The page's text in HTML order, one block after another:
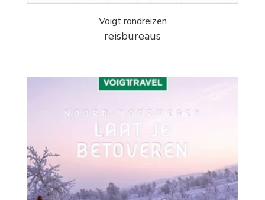
Voigt rondreizen
reisbureaus